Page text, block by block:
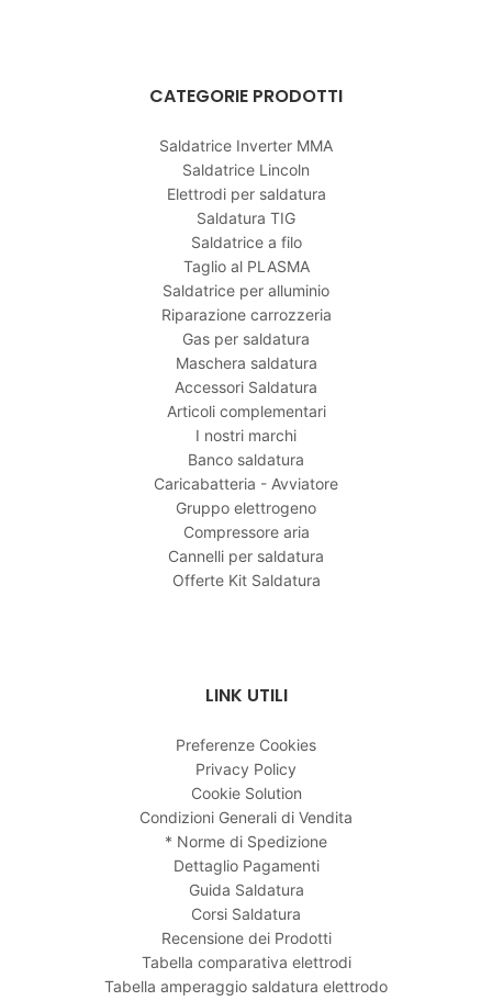
CATEGORIE PRODOTTI
Saldatrice Inverter MMA
Saldatrice Lincoln
Elettrodi per saldatura
Saldatura TIG
Saldatrice a filo
Taglio al PLASMA
Saldatrice per alluminio
Riparazione carrozzeria
Gas per saldatura
Maschera saldatura
Accessori Saldatura
Articoli complementari
I nostri marchi
Banco saldatura
Caricabatteria - Avviatore
Gruppo elettrogeno
Compressore aria
Cannelli per saldatura
Offerte Kit Saldatura
LINK UTILI
Preferenze Cookies
Privacy Policy
Cookie Solution
Condizioni Generali di Vendita
* Norme di Spedizione
Dettaglio Pagamenti
Guida Saldatura
Corsi Saldatura
Recensione dei Prodotti
Tabella comparativa elettrodi
Tabella amperaggio saldatura elettrodo